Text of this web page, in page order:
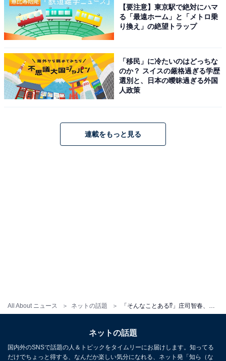
All About ニュース ネットの話題
【要注意】東京駅で絶対にハマ
る「最遠ホーム」と「メトロ乗
り換え」の絶望トラップ
「移民」に冷たいのはどっちな
のか？ スイスの厳格過ぎる学歴
選別と、日本の曖昧過ぎる外国
人政策
連載をもっと見る
ネットの話題
国内外のSNSで話題の人＆トピックをタイムリーにお届けします。知ってる
だけでちょっと得する、なんだか楽しい気分になれる、ネット発「知ら（な